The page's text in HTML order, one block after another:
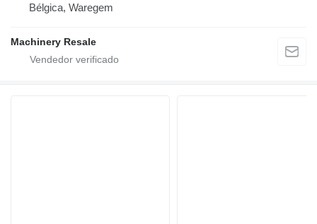
Bélgica, Waregem
Machinery Resale